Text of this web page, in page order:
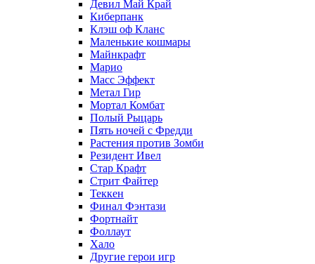
Девил Май Край
Киберпанк
Клэш оф Кланс
Маленькие кошмары
Майнкрафт
Марио
Масс Эффект
Метал Гир
Мортал Комбат
Полый Рыцарь
Пять ночей с Фредди
Растения против Зомби
Резидент Ивел
Стар Крафт
Стрит Файтер
Теккен
Финал Фэнтази
Фортнайт
Фоллаут
Хало
Другие герои игр